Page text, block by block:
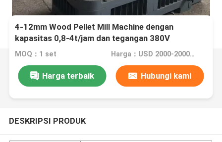
4-12mm Wood Pellet Mill Machine dengan
kapasitas 0,8-4t/jam dan tegangan 380V
MOQ：1 set Harga：USD 2000-20000 set
Harga terbaik Hubungi kami
DESKRIPSI PRODUK